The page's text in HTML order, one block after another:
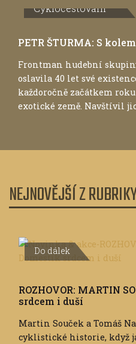
Cyklocestování
PETR ŠTURMA: S
Frontman hudební
oslavila 40 let své
každoročně začátkem
exotické země. Navštívil
NEJNOVĚJŠÍ Z
Do dálek
ROZHOVOR: MARTIN
srdcem i duší
Martin Souček a Tomáš
cyklistické historie, když